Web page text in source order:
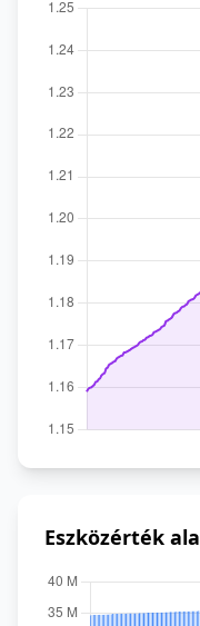
Eszközérték